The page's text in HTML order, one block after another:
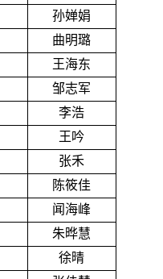
孙婵娟
曲明璐
王海东
邹志军
李浩
王吟
张禾
陈筱佳
闻海峰
朱晔慧
徐晴